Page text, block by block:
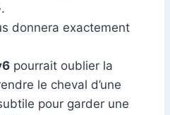
.
donnera exactement
pourrait oublier la
le cheval d’une
pour garder une